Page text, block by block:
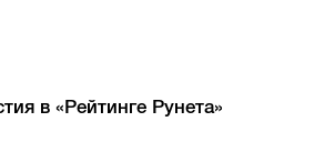
в «Рейтинге Рунета»